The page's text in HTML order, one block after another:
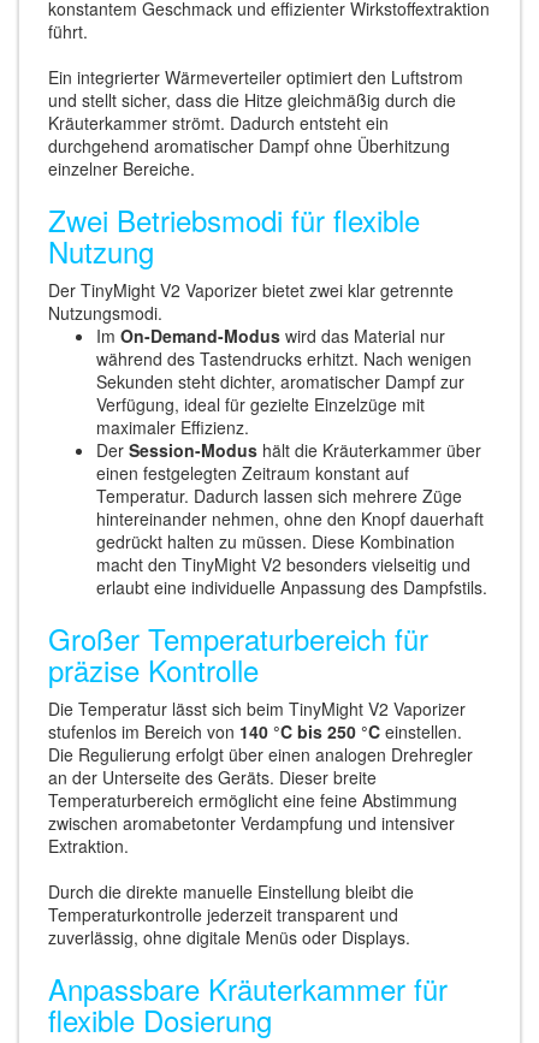
konstantem Geschmack und effizienter Wirkstoffextraktion
führt.
Ein integrierter Wärmeverteiler optimiert den Luftstrom
und stellt sicher, dass die Hitze gleichmäßig durch die
Kräuterkammer strömt. Dadurch entsteht ein
durchgehend aromatischer Dampf ohne Überhitzung
einzelner Bereiche.
Zwei Betriebsmodi für flexible
Nutzung
Der TinyMight V2 Vaporizer bietet zwei klar getrennte
Nutzungsmodi.
Im On-Demand-Modus wird das Material nur
während des Tastendrucks erhitzt. Nach wenigen
Sekunden steht dichter, aromatischer Dampf zur
Verfügung, ideal für gezielte Einzelzüge mit
maximaler Effizienz.
Der Session-Modus hält die Kräuterkammer über
einen festgelegten Zeitraum konstant auf
Temperatur. Dadurch lassen sich mehrere Züge
hintereinander nehmen, ohne den Knopf dauerhaft
gedrückt halten zu müssen. Diese Kombination
macht den TinyMight V2 besonders vielseitig und
erlaubt eine individuelle Anpassung des Dampfstils.
Großer Temperaturbereich für
präzise Kontrolle
Die Temperatur lässt sich beim TinyMight V2 Vaporizer
stufenlos im Bereich von 140 °C bis 250 °C einstellen.
Die Regulierung erfolgt über einen analogen Drehregler
an der Unterseite des Geräts. Dieser breite
Temperaturbereich ermöglicht eine feine Abstimmung
zwischen aromabetonter Verdampfung und intensiver
Extraktion.
Durch die direkte manuelle Einstellung bleibt die
Temperaturkontrolle jederzeit transparent und
zuverlässig, ohne digitale Menüs oder Displays.
Anpassbare Kräuterkammer für
flexible Dosierung